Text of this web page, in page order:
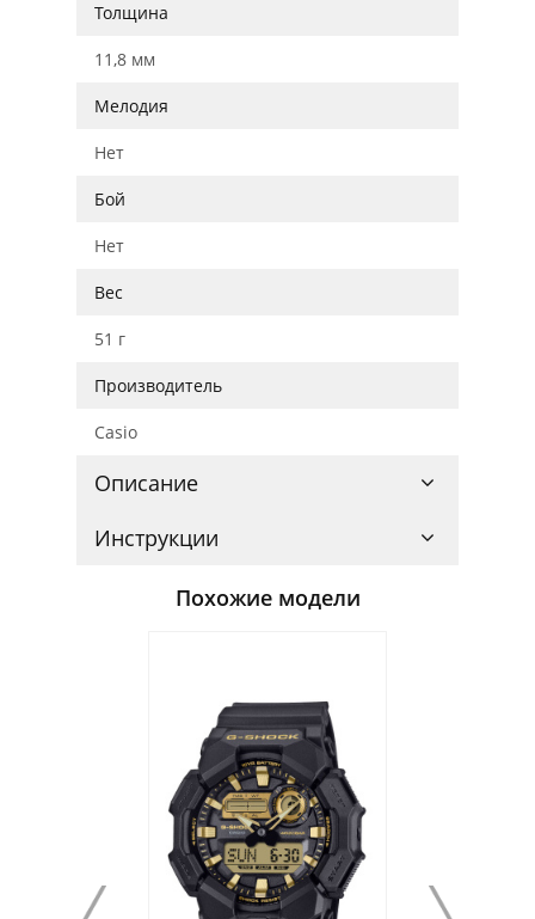
Толщина
11,8 мм
Мелодия
Нет
Бой
Нет
Вес
51 г
Производитель
Casio
Описание
Инструкции
Похожие модели